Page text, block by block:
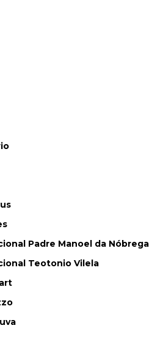
Padre Manoel da Nóbrega
Teotonio Vilela